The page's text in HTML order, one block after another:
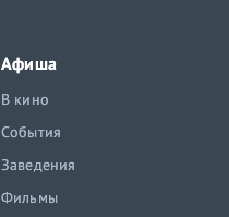
Афиша
В кино
События
Заведения
Фильмы